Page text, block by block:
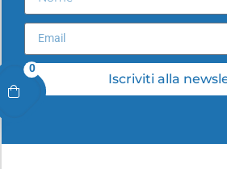
0
Iscriviti alla